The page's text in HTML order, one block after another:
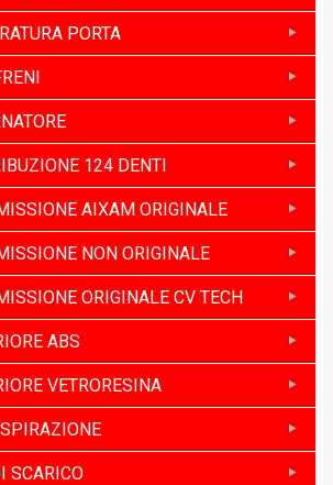
PORTA
124 DENTI
AIXAM ORIGINALE
NON ORIGINALE
ORIGINALE CV TECH
ABS
VETRORESINA
SCARICO